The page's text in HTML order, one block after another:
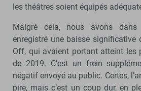
les théâtres soient équipés
Malgré cela, nous avons
enregistré une baisse significative
Off, qui avaient portant atteint les
de 2019. C’est un frein
négatif envoyé au public. Certes,
pire, mais c’est un coup dur, en